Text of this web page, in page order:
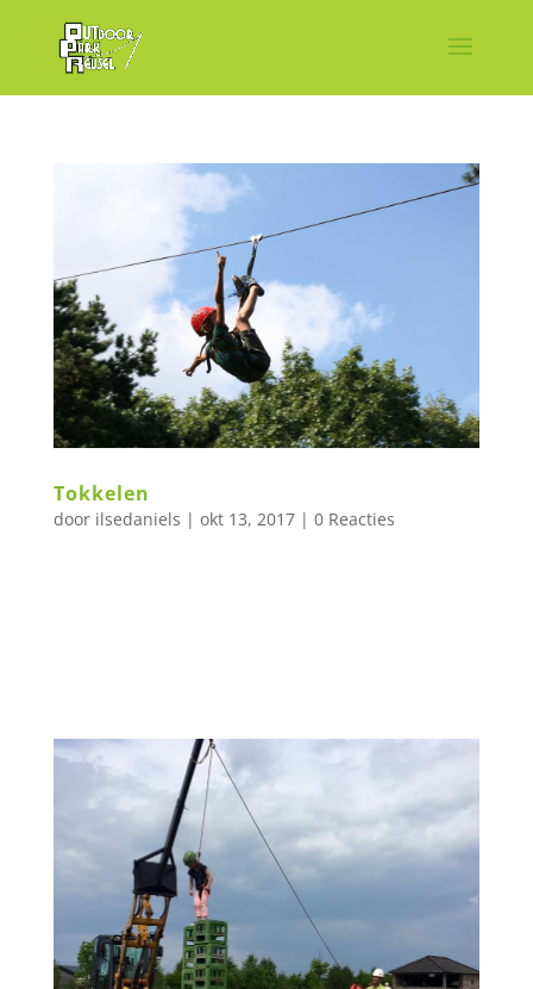
Tokkelen
door ilsedaniels | okt 13, 2017| 0 Reacties